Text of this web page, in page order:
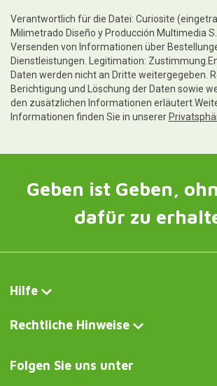
Verantwortlich für die Datei: Curiosite
Milimetrado Diseño y Producción Multimedia
Versenden von Informationen über
Dienstleistungen. Legitimation:
Daten werden nicht an Dritte weitergegeben.
Berichtigung und Löschung der Daten sowie
den zusätzlichen Informationen
Informationen finden Sie in unserer
Geben ist Geben,
dafür zu
Hilfe
Rechtliche Hinweise
Folgen Sie uns unter